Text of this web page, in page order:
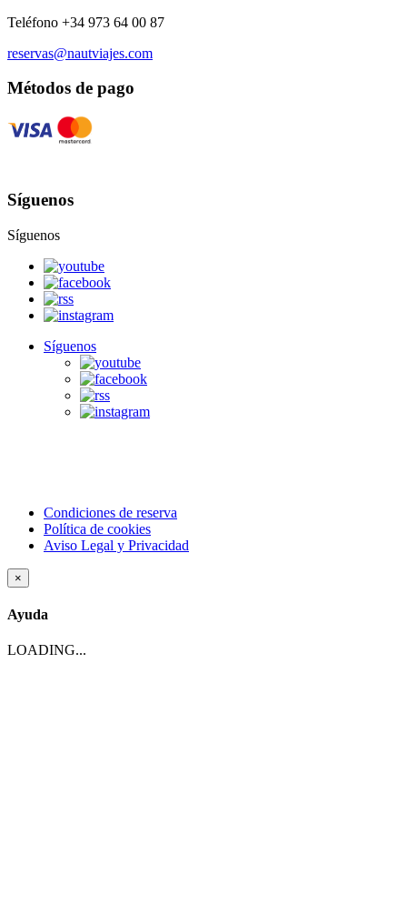
Teléfono +34 973 64 00 87
reservas@nautviajes.com
Métodos de pago
Síguenos
Síguenos
Síguenos
Condiciones de reserva
Política de cookies
Aviso Legal y Privacidad
×
Ayuda
LOADING...